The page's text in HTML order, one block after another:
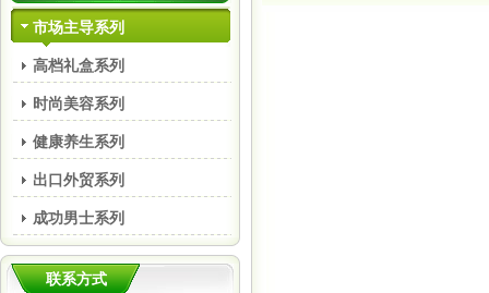
市场主导系列
高档礼盒系列
时尚美容系列
健康养生系列
出口外贸系列
成功男士系列
联系方式